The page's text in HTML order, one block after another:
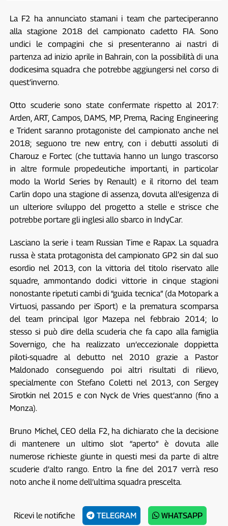
La F2 ha annunciato stamani i team che parteciperanno
alla stagione 2018 del campionato cadetto FIA. Sono
undici le compagini che si presenteranno ai nastri di
partenza ad inizio aprile in Bahrain, con la possibilità di una
dodicesima squadra che potrebbe aggiungersi nel corso di
quest’inverno.
Otto scuderie sono state confermate rispetto al 2017:
Arden, ART, Campos, DAMS, MP, Prema, Racing Engineering
e Trident saranno protagoniste del campionato anche nel
2018; seguono tre new entry, con i debutti assoluti di
Charouz e Fortec (che tuttavia hanno un lungo trascorso
in altre formule propedeutiche importanti, in particolar
modo la World Series by Renault) e il ritorno del team
Carlin dopo una stagione di assenza, dovuta all’esigenza di
un ulteriore sviluppo del progetto a stelle e strisce che
potrebbe portare gli inglesi allo sbarco in IndyCar.
Lasciano la serie i team Russian Time e Rapax. La squadra
russa è stata protagonista del campionato GP2 sin dal suo
esordio nel 2013, con la vittoria del titolo riservato alle
squadre, ammontando dodici vittorie in cinque stagioni
nonostante ripetuti cambi di “guida tecnica” (da Motopark a
Virtuosi, passando per iSport) e la prematura scomparsa
del team principal Igor Mazepa nel febbraio 2014; lo
stesso si può dire della scuderia che fa capo alla famiglia
Sovernigo, che ha realizzato un’eccezionale doppietta
piloti-squadre al debutto nel 2010 grazie a Pastor
Maldonado conseguendo poi altri risultati di rilievo,
specialmente con Stefano Coletti nel 2013, con Sergey
Sirotkin nel 2015 e con Nyck de Vries quest’anno (fino a
Monza).
Bruno Michel, CEO della F2, ha dichiarato che la decisione
di mantenere un ultimo slot “aperto” è dovuta alle
numerose richieste giunte in questi mesi da parte di altre
scuderie d’alto rango. Entro la fine del 2017 verrà reso
noto anche il nome dell’ultima squadra prescelta.
Ricevi le notifiche TELEGRAM WHATSAPP